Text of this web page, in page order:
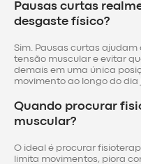
Pausas curtas
desgaste físico?
Sim. Pausas curtas
tensão muscular e evitar
demais em uma única
movimento ao longo do dia
Quando procurar
muscular?
O ideal é procurar
limita movimentos, piora